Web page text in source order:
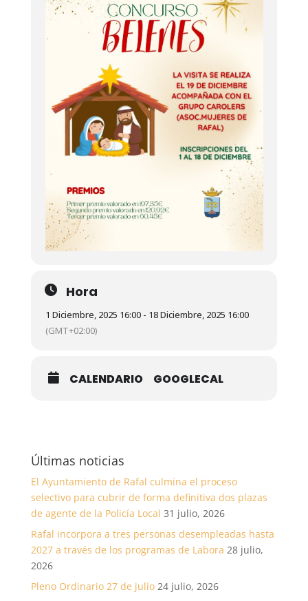
Hora
1 Diciembre, 2025 16:00 - 18 Diciembre, 2025 16:00
(GMT+02:00)
CALENDARIO GOOGLECAL
Últimas noticias
El Ayuntamiento de Rafal culmina el proceso
selectivo para cubrir de forma definitiva dos plazas
de agente de la Policía Local 31 julio, 2026
Rafal incorpora a tres personas desempleadas hasta
2027 a través de los programas de Labora 28 julio,
2026
Pleno Ordinario 27 de julio 24 julio, 2026